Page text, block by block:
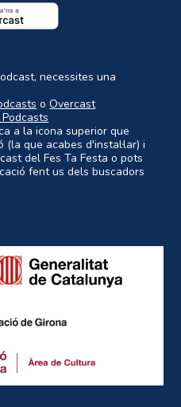
necessites una
oOvercast
a la icona superior que
que acabes d'instal·lar) i
del Fes Ta Festa o pots
fent us dels buscadors